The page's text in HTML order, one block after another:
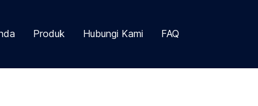
Produk Hubungi Kami FAQ